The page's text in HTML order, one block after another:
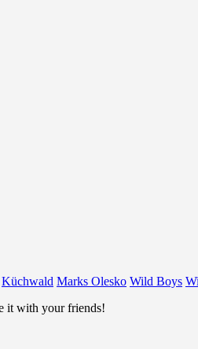
Küchwald Marks Olesko Wild Boys
it with your friends!